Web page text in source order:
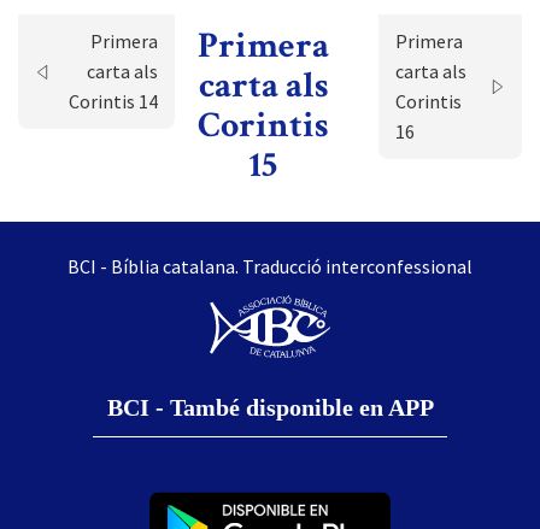
Primera
carta als
Corintis 14
Primera
carta als
Corintis
15
Primera
carta als
Corintis
16
BCI - Bíblia catalana. Traducció interconfessional
BCI - També disponible en APP